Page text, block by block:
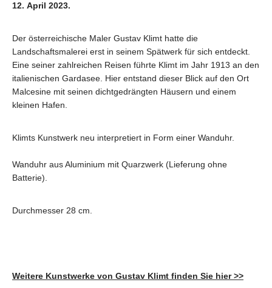
12. April 2023.
Der österreichische Maler Gustav Klimt hatte die
Landschaftsmalerei erst in seinem Spätwerk für sich entdeckt.
Eine seiner zahlreichen Reisen führte Klimt im Jahr 1913 an den
italienischen Gardasee. Hier entstand dieser Blick auf den Ort
Malcesine mit seinen dichtgedrängten Häusern und einem
kleinen Hafen.
Klimts Kunstwerk neu interpretiert in Form einer Wanduhr.
Wanduhr aus Aluminium mit Quarzwerk (Lieferung ohne
Batterie).
Durchmesser 28 cm.
Weitere Kunstwerke von Gustav Klimt finden Sie hier >>